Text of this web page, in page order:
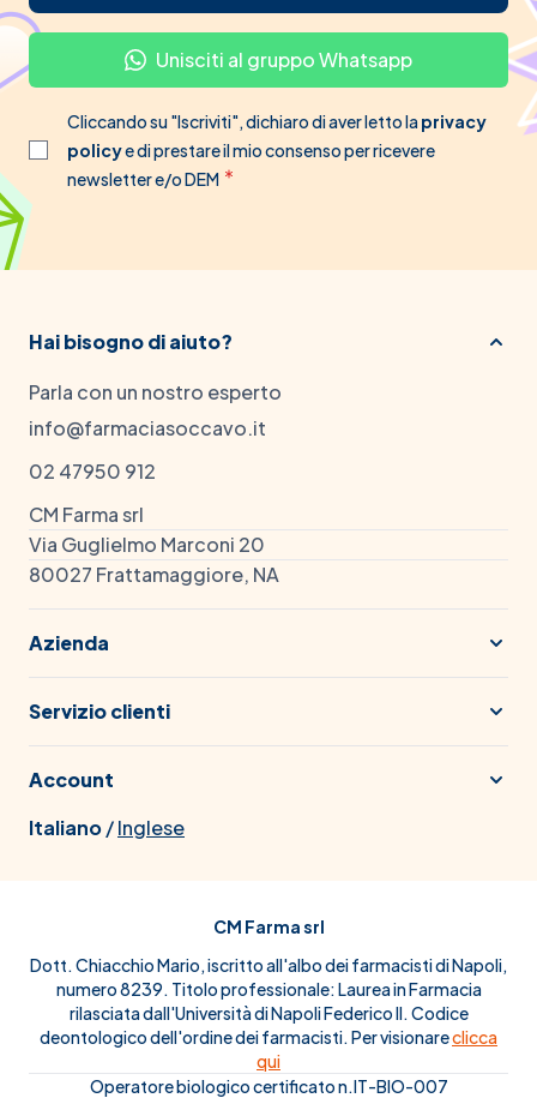
Unisciti al gruppo Whatsapp
Cliccando su "Iscriviti", dichiaro di aver letto laprivacy
policye di prestare il mio consenso per ricevere
newsletter e/o DEM
Hai bisogno di aiuto?
Parla con un nostro esperto
info@farmaciasoccavo.it
02 47950 912
CM Farma srl
Via Guglielmo Marconi 20
80027 Frattamaggiore, NA
Azienda
Servizio clienti
Account
Italiano/Inglese
CM Farma srl
Dott. Chiacchio Mario, iscritto all'albo dei farmacisti di Napoli,
numero 8239. Titolo professionale: Laurea in Farmacia
rilasciata dall'Università di Napoli Federico II. Codice
deontologico dell'ordine dei farmacisti. Per visionareclicca
qui
Operatore biologico certificato n.IT-BIO-007